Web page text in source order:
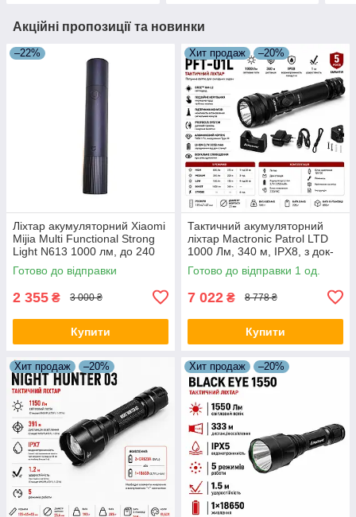
Акційні пропозиції та новинки
–22%
Ліхтар акумуляторний Xiaomi
Mijia Multi Functional Strong
Light N613 1000 лм, до 240
м, LED, IP54, чорний
Готово до відправки
2 355 ₴ 3 000 ₴
Купити
Хит продаж –20%
Тактичний акумуляторний
ліхтар Mactronic Patrol LTD
1000 Лм, 340 м, IPX8, з док-
станцією 12V/220V
Готово до відправки 1 од.
7 022 ₴ 8 778 ₴
Купити
Хит продаж –20% Хит продаж –20%